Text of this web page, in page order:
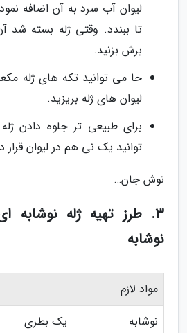
لیوان آب سرد به آن اضافه
تا ببندد. وقتی ژله بسته شد
برش بزنید.
حا می توانید تکه های ژله
لیوان های ژله بریزید.
برای طبیعی تر جلوه دادن
توانید یک نی هم در لیوان قرار
نوش جان…
3. طرز تهیه ژله
نوشابه
مواد لازم
نوشابه
یک بطری